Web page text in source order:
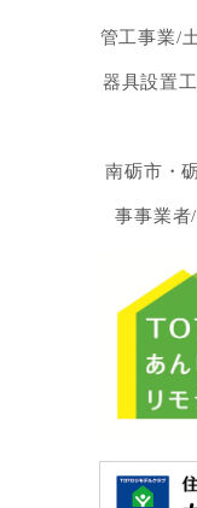
管工事業/
器具設置
南砺市・
事事業者